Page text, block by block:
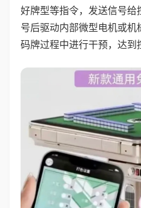
好牌型等指令，发送信号
号后驱动内部微型电机或机
码牌过程中进行干预，达到